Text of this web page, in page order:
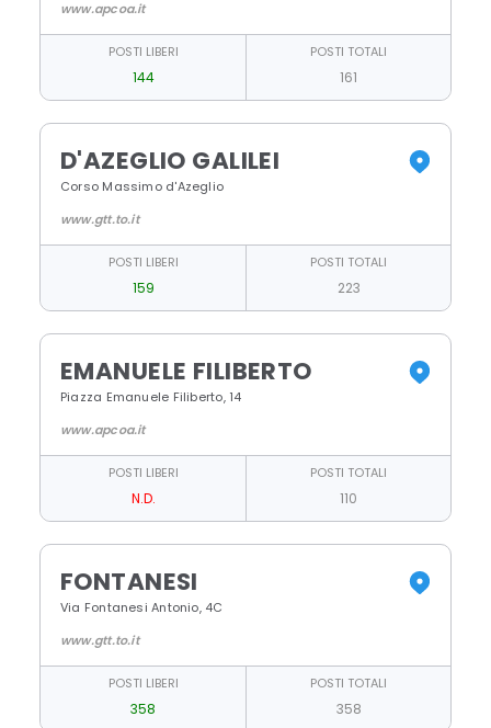
www.apcoa.it
POSTI LIBERI
144
POSTI TOTALI
161
D'AZEGLIO GALILEI
Corso Massimo d'Azeglio
www.gtt.to.it
POSTI LIBERI
159
POSTI TOTALI
223
EMANUELE FILIBERTO
Piazza Emanuele Filiberto, 14
www.apcoa.it
POSTI LIBERI
N.D.
POSTI TOTALI
110
FONTANESI
Via Fontanesi Antonio, 4C
www.gtt.to.it
POSTI LIBERI
358
POSTI TOTALI
358